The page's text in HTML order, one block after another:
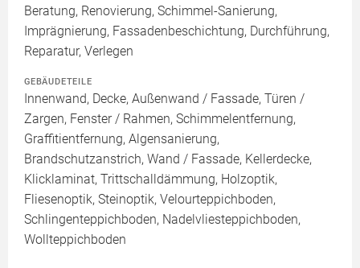
Beratung, Renovierung, Schimmel-Sanierung,
Imprägnierung, Fassadenbeschichtung, Durchführung,
Reparatur, Verlegen
GEBÄUDETEILE
Innenwand, Decke, Außenwand / Fassade, Türen /
Zargen, Fenster / Rahmen, Schimmelentfernung,
Graffitientfernung, Algensanierung,
Brandschutzanstrich, Wand / Fassade, Kellerdecke,
Klicklaminat, Trittschalldämmung, Holzoptik,
Fliesenoptik, Steinoptik, Velourteppichboden,
Schlingenteppichboden, Nadelvliesteppichboden,
Wollteppichboden